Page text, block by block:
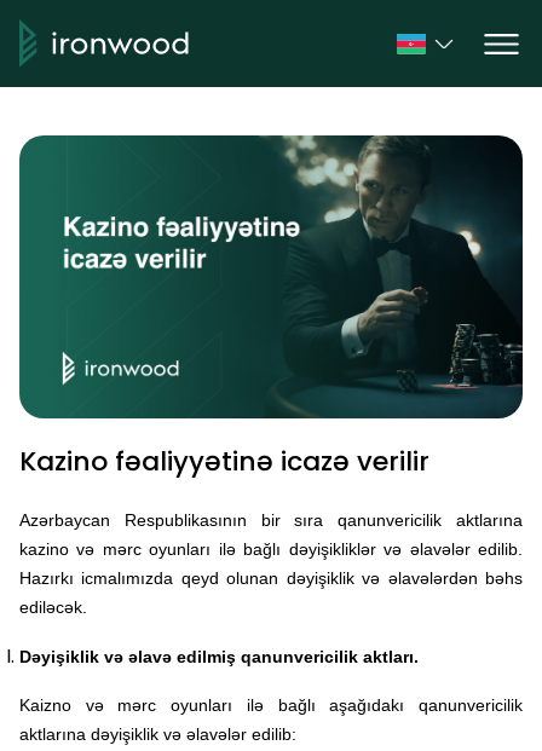
Kazino fəaliyyətinə icazə verilir
Azərbaycan Respublikasının bir sıra qanunvericilik aktlarına
kazino və mərc oyunları ilə bağlı dəyişikliklər və əlavələr edilib.
Hazırkı icmalımızda qeyd olunan dəyişiklik və əlavələrdən bəhs
ediləcək.
Dəyişiklik və əlavə edilmiş qanunvericilik aktları.
Kaizno və mərc oyunları ilə bağlı aşağıdakı qanunvericilik
aktlarına dəyişiklik və əlavələr edilib: